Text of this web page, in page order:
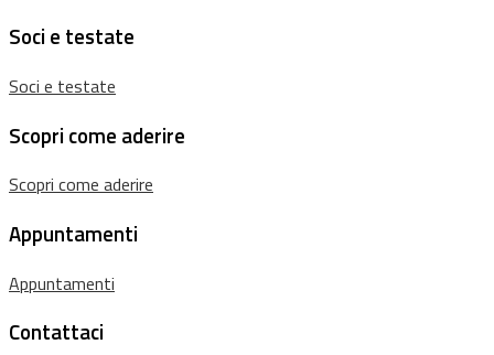
Soci e testate
Soci e testate
Scopri come aderire
Scopri come aderire
Appuntamenti
Appuntamenti
Contattaci